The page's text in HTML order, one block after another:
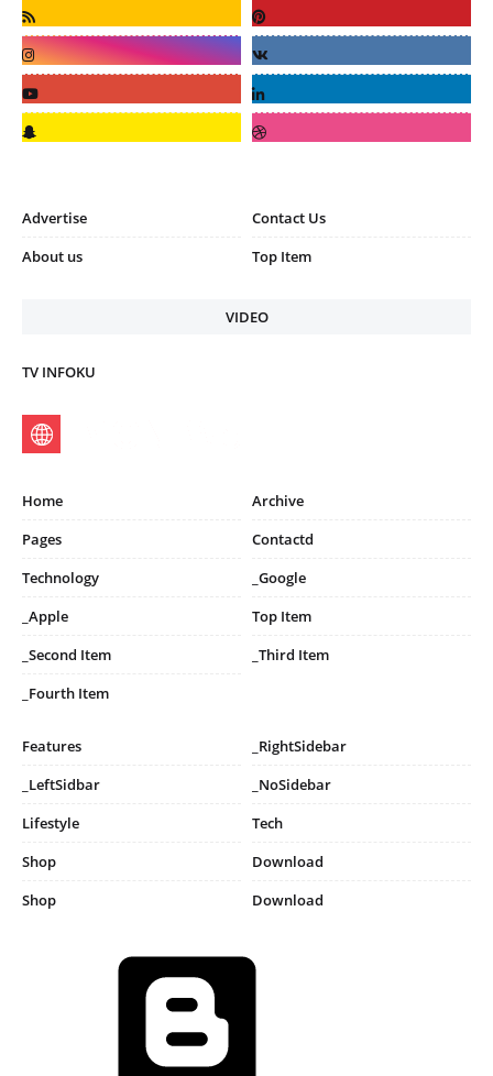
Advertise
Contact Us
About us
Top Item
VIDEO
TV INFOKU
Home
Archive
Pages
Contactd
Technology
_Google
_Apple
Top Item
_Second Item
_Third Item
_Fourth Item
Features
_RightSidebar
_LeftSidbar
_NoSidebar
Lifestyle
Tech
Shop
Download
Shop
Download